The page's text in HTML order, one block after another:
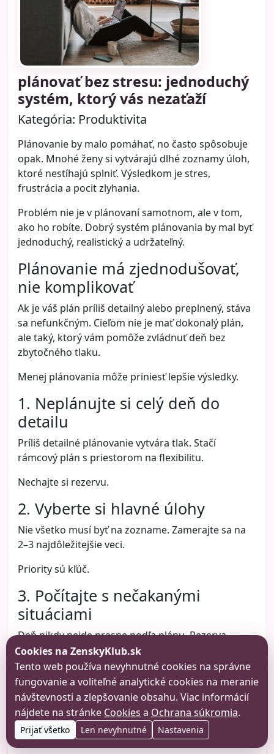
plánovať bez stresu: jednoduchý
systém, ktorý vás nezaťaží
Kategória: Produktivita
Plánovanie by malo pomáhať, no často spôsobuje
opak. Mnohé ženy si vytvárajú dlhé zoznamy úloh,
ktoré nestíhajú splniť. Výsledkom je stres,
frustrácia a pocit zlyhania.
Problém nie je v plánovaní samotnom, ale v tom,
ako ho robíte. Dobrý systém plánovania by mal byť
jednoduchý, realistický a udržateľný.
Plánovanie má zjednodušovať,
nie komplikovať
Ak je váš plán príliš detailný alebo preplnený, stáva
sa nefunkčným. Cieľom nie je mať dokonalý plán,
ale taký, ktorý vám pomôže zvládnuť deň bez
zbytočného tlaku.
Menej plánovania môže priniesť lepšie výsledky.
1. Neplánujte si celý deň do
detailu
Príliš detailné plánovanie vytvára tlak. Stačí
rámcový plán s priestorom na flexibilitu.
Nechajte si rezervu.
2. Vyberte si hlavné úlohy
Nie všetko musí byť na zozname. Zamerajte sa na
2–3 najdôležitejšie veci.
Priority sú kľúč.
3. Počítajte s nečakanými
situáciami
Deň nikdy nejde presne podľa plánu. Rezerva
pomáha zvládnuť zmeny bez stresu.
Flexibilita znižuje tlak.
4. Plánujte si aj oddych
Ak plánujete len povinnosti, rýchlo sa vyčerpáte.
Oddych je súčasť plánu.
Cookies na ZenskyKlub.sk
Tento web používa nevyhnutné cookies na správne
fungovanie a voliteľné analytické cookies na meranie
návštevnosti a zlepšovanie obsahu. Viac informácií
nájdete na stránke Cookies a Ochrana súkromia.
Prijať všetko Len nevyhnutné Nastavenia